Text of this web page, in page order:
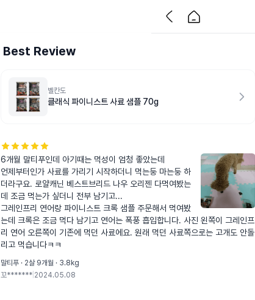
Best Review
벨칸도
클래식 파이니스트 사료 샘플 70g
6개월 말티푸인데 아기때는 먹성이 엄청 좋았는데
언제부터인가 사료를 가리기 시작하더니 먹는둥 마는둥 하
더라구요. 로얄캐닌 베스트브리드 나우 오리젠 다먹여봤는
데 조금 먹는가 싶더니 전부 남기고...
그레인프리 연어랑 파이니스트 크록 샘플 주문해서 먹여봤
는데 크록은 조금 먹다 남기고 연어는 폭풍 흡입합니다. 사진 왼쪽이 그레인프
리 연어 오른쪽이 기존에 먹던 사료에요. 원래 먹던 사료쪽으로는 고개도 안돌
리고 먹습니다ㅋㅋ
말티푸 · 2살 9개월 · 3.8kg
꼬******* 2024.05.08